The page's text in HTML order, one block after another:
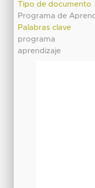
Tipo de documento
Programa de
Palabras clave
programa
aprendizaje